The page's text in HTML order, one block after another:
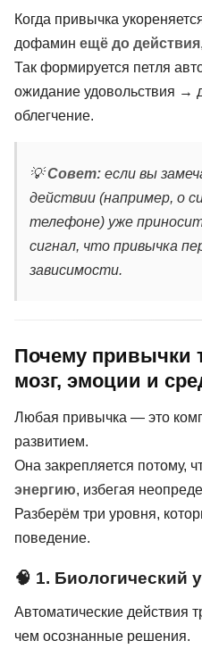
Когда привычка
дофамин ещё до действия
Так формируется петля
ожидание удовольствия →
облегчение.
💡Совет: если вы
действии (например, о
телефоне) уже
сигнал, что привычка
зависимости.
Почему привычки
мозг, эмоции и
Любая привычка — это
развитием.
Она закрепляется потому,
энергию, избегая
Разберём три уровня,
поведение.
🧠 1. Биологический
Автоматические действия
чем осознанные решения.